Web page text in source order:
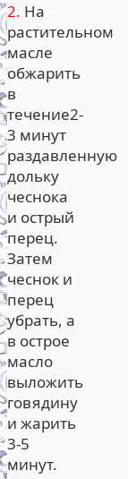
2. На
растительном
масле
обжарить
в
течение2-
3 минут
раздавленную
дольку
чеснока
и острый
перец.
Затем
чеснок и
перец
убрать, а
в острое
масло
выложить
говядину
и жарить
3-5
минут.